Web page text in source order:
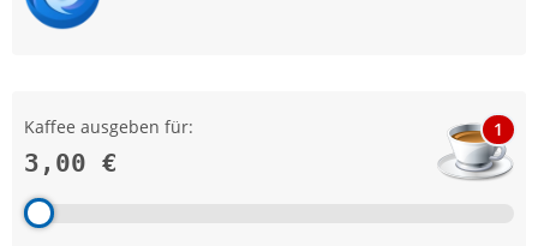
Kaffee ausgeben für:
3,00 €
1